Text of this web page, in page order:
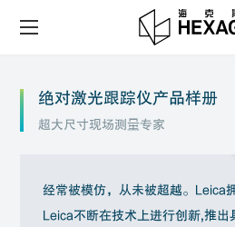
绝对激光跟踪仪产品样册
超大尺寸现场测量专家
经常被模仿，从未被超越。Leica
Leica不断在技术上进行创新,推出